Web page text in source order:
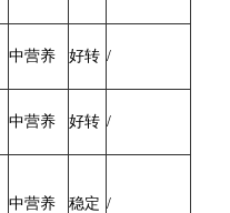
中营养 好转 /
中营养 好转 /
中营养 稳定 /